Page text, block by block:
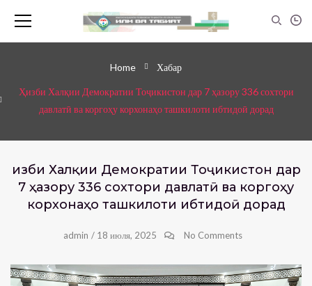
Home Хабар
Ҳизби Халқии Демократии Тоҷикистон дар 7 ҳазору 336 сохтори
давлатӣ ва коргоҳу корхонаҳо ташкилоти ибтидоӣ дорад
Ҳизби Халқии Демократии Тоҷикистон дар
7 ҳазору 336 сохтори давлатӣ ва коргоҳу
корхонаҳо ташкилоти ибтидоӣ дорад
admin / 18 июля, 2025 No Comments